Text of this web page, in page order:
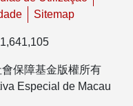
Sitemap
保障基金版權所有
Especial de Macau